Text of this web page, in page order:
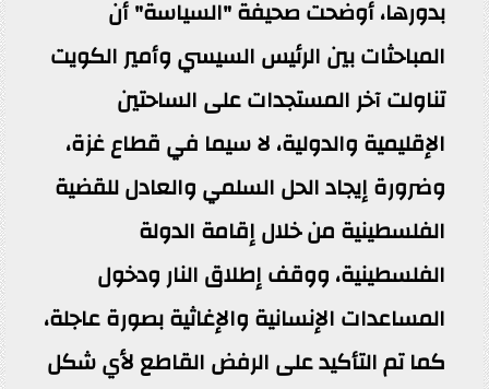
بدورها، أوضحت صحيفة "السياسة" أن
المباحثات بين الرئيس السيسي وأمير الكويت
تناولت آخر المستجدات على الساحتين
الإقليمية والدولية، لا سيما في قطاع غزة،
وضرورة إيجاد الحل السلمي والعادل للقضية
الفلسطينية من خلال إقامة الدولة
الفلسطينية، ووقف إطلاق النار ودخول
المساعدات الإنسانية والإغاثية بصورة عاجلة،
كما تم التأكيد على الرفض القاطع لأي شكل